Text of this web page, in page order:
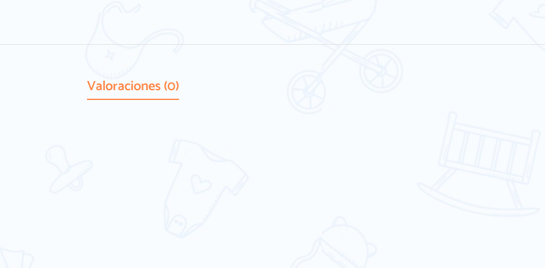
Valoraciones (0)